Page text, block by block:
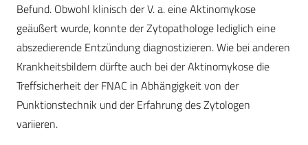
Befund. Obwohl klinisch der V. a. eine Aktinomykose
geäußert wurde, konnte der Zytopathologe lediglich eine
abszedierende Entzündung diagnostizieren. Wie bei anderen
Krankheitsbildern dürfte auch bei der Aktinomykose die
Treffsicherheit der FNAC in Abhängigkeit von der
Punktionstechnik und der Erfahrung des Zytologen
variieren.